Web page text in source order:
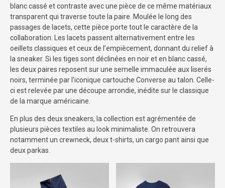
blanc cassé et contraste avec une pièce de ce même matériaux
transparent qui traverse toute la paire. Moulée le long des
passages de lacets, cette pièce porte tout le caractère de la
collaboration. Les lacets passent alternativement entre les
oeillets classiques et ceux de l’empiècement, donnant du relief à
la sneaker. Si les tiges sont déclinées en noir et en blanc cassé,
les deux paires reposent sur une semelle immaculée aux liserés
noirs, terminée par l’iconique cartouche Converse au talon. Celle-
ci est relevée par une découpe arrondie, inédite sur le classique
de la marque américaine.
En plus des deux sneakers, la collection est agrémentée de
plusieurs pièces textiles au look minimaliste. On retrouvera
notamment un crewneck, deux t-shirts, un cargo pant ainsi que
deux parkas.